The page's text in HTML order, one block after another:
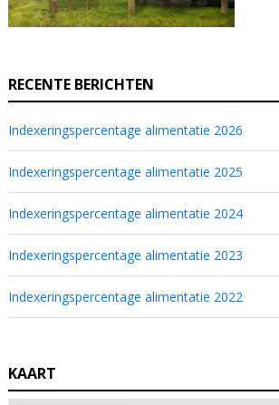
RECENTE BERICHTEN
Indexeringspercentage alimentatie 2026
Indexeringspercentage alimentatie 2025
Indexeringspercentage alimentatie 2024
Indexeringspercentage alimentatie 2023
Indexeringspercentage alimentatie 2022
KAART